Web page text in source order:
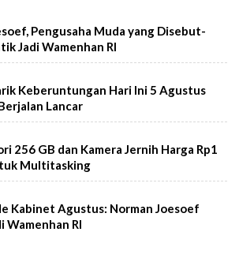
Pengusaha Muda yang Disebut-
Jadi Wamenhan RI
Keberuntungan Hari Ini 5 Agustus
Lancar
256 GB dan Kamera Jernih Harga Rp1
Multitasking
Kabinet Agustus: Norman Joesoef
Wamenhan RI